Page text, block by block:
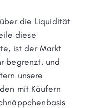
die Liquidität
diese
ist der Markt
begrenzt, und
unsere
mit Käufern